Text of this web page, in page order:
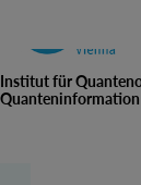
Institut für